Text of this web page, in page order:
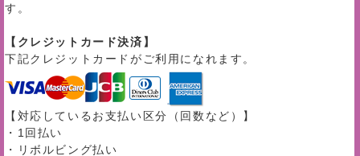
す。
【クレジットカード決済】
下記クレジットカードがご利用になれます。
【対応しているお支払い区分（回数など）】
・1回払い
・リボルビング払い